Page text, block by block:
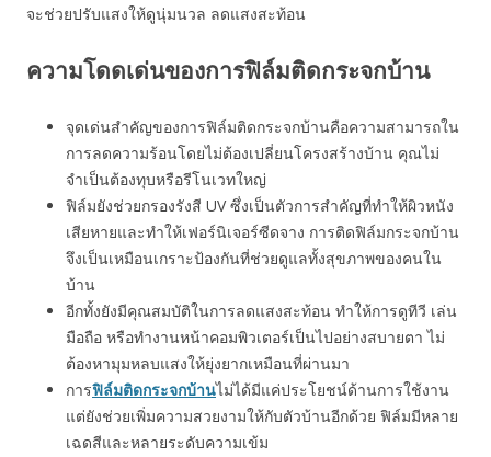
จะช่วยปรับแสงให้ดูนุ่มนวล ลดแสงสะท้อน
ความโดดเด่นของการฟิล์มติดกระจกบ้าน
จุดเด่นสำคัญของการฟิล์มติดกระจกบ้านคือความสามารถใน
การลดความร้อนโดยไม่ต้องเปลี่ยนโครงสร้างบ้าน คุณไม่
จำเป็นต้องทุบหรือรีโนเวทใหญ่
ฟิล์มยังช่วยกรองรังสี UV ซึ่งเป็นตัวการสำคัญที่ทำให้ผิวหนัง
เสียหายและทำให้เฟอร์นิเจอร์ซีดจาง การติดฟิล์มกระจกบ้าน
จึงเป็นเหมือนเกราะป้องกันที่ช่วยดูแลทั้งสุขภาพของคนใน
บ้าน
อีกทั้งยังมีคุณสมบัติในการลดแสงสะท้อน ทำให้การดูทีวี เล่น
มือถือ หรือทำงานหน้าคอมพิวเตอร์เป็นไปอย่างสบายตา ไม่
ต้องหามุมหลบแสงให้ยุ่งยากเหมือนที่ผ่านมา
การฟิล์มติดกระจกบ้านไม่ได้มีแค่ประโยชน์ด้านการใช้งาน
แต่ยังช่วยเพิ่มความสวยงามให้กับตัวบ้านอีกด้วย ฟิล์มมีหลาย
เฉดสีและหลายระดับความเข้ม